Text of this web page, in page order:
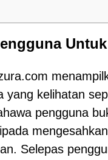
yang kelihatan
pengguna
Selepas